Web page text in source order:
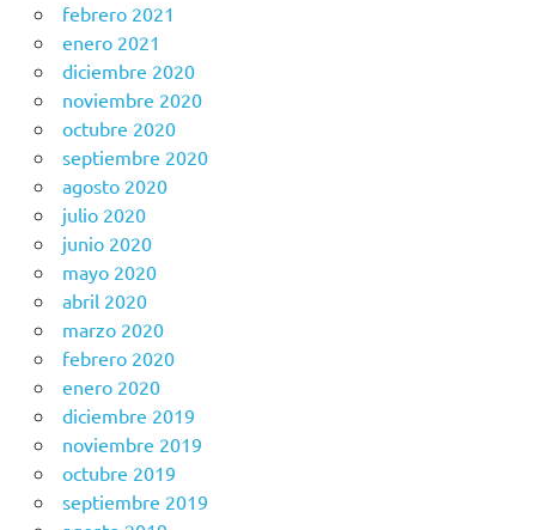
febrero 2021
enero 2021
diciembre 2020
noviembre 2020
octubre 2020
septiembre 2020
agosto 2020
julio 2020
junio 2020
mayo 2020
abril 2020
marzo 2020
febrero 2020
enero 2020
diciembre 2019
noviembre 2019
octubre 2019
septiembre 2019